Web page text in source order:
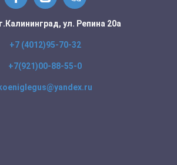
ул. Репина 20а
+7 (4012)95-70-32
+7(921)00-88-55-0
koeniglegus@yandex.ru